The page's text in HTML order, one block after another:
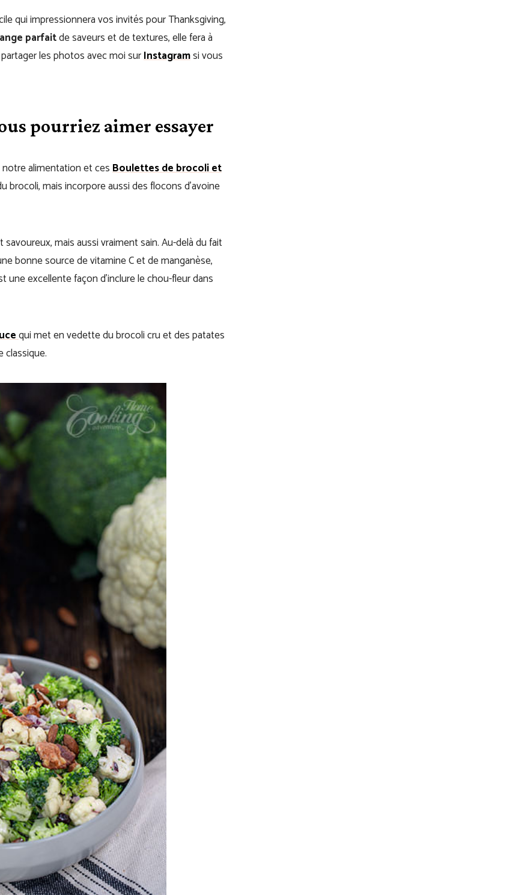
qui impressionnera vos invités pour Thanksgiving,
parfaitde saveurs et de textures, elle fera à
les photos avec moi surInstagramsi vous
pourriez aimer essayer
notre alimentation et cesBoulettes de brocoli et
mais incorpore aussi des flocons d’avoine
mais aussi vraiment sain. Au-delà du fait
bonne source de vitamine C et de manganèse,
une excellente façon d’inclure le chou-fleur dans
quimet en vedette du brocoli cru et des patates